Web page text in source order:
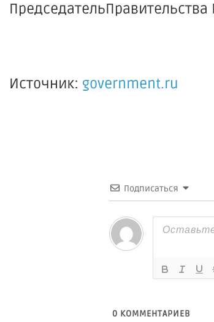
Источник: government.ru
Подписаться
0 КОММЕНТАРИЕВ